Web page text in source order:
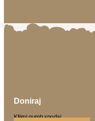
Doniraj
Klikni gumb spodaj.